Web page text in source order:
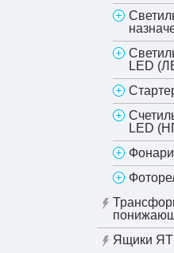
LED
LED
Фонари
Ящики